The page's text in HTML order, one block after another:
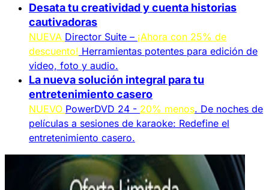
Desata tu creatividad y cuenta historias
cautivadoras
NUEVA Director Suite – ¡Ahora con 25% de
descuento! Herramientas potentes para edición de
video, foto y audio.
La nueva solución integral para tu
entretenimiento casero
NUEVO PowerDVD 24 - 20% menos. De noches de
películas a sesiones de karaoke: Redefine el
entretenimiento casero.